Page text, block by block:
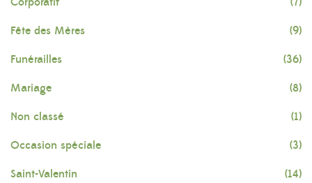
Fête des Mères (9)
Funérailles (36)
Mariage (8)
Non classé (1)
Occasion spéciale (3)
Saint-Valentin (14)